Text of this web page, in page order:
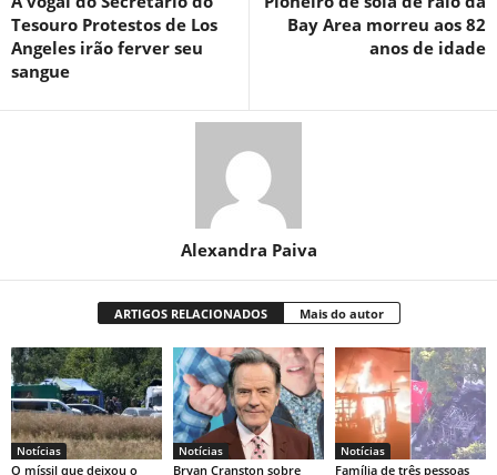
Tesouro Protestos de Los
Angeles irão ferver seu
sangue
Bay Area morreu aos 82
anos de idade
Alexandra Paiva
ARTIGOS RELACIONADOS Mais do autor
Notícias
O míssil que deixou o
Notícias
Bryan Cranston sobre
Notícias
Família de três pessoas